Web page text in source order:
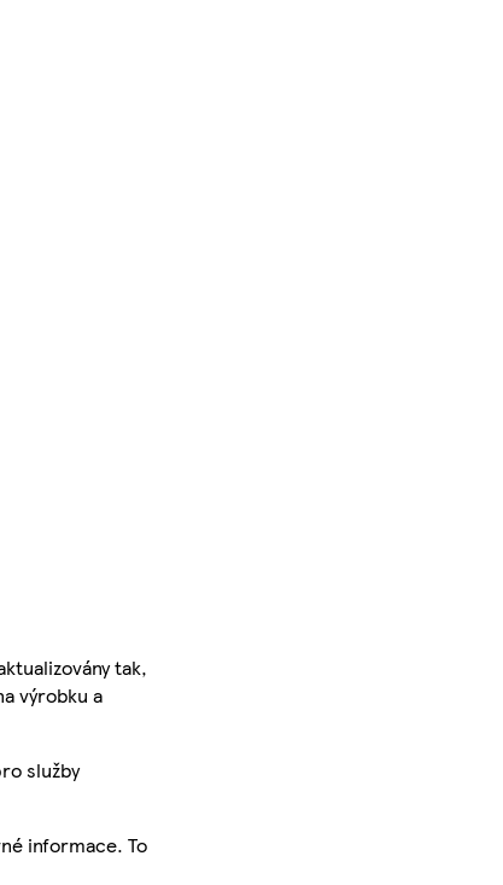
tak,
výrobku a
služby
informace. To